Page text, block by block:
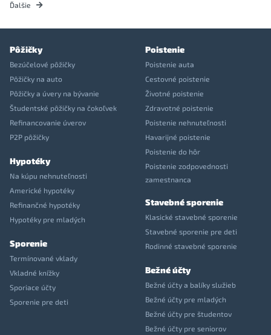
Ďalšie
Pôžičky
Bezúčelové pôžičky
Pôžičky na auto
Pôžičky a úvery na bývanie
Študentské pôžičky na čokoľvek
Refinancovanie úverov
P2P pôžičky
Hypotéky
Na kúpu nehnuteľnosti
Americké hypotéky
Refinančné hypotéky
Hypotéky pre mladých
Sporenie
Termínované vklady
Vkladné knížky
Sporiace účty
Sporenie pre deti
Poistenie
Poistenie auta
Cestovné poistenie
Životné poistenie
Zdravotné poistenie
Poistenie nehnuteľnosti
Havarijné poistenie
Poistenie do hôr
Poistenie zodpovednosti
zamestnanca
Stavebné sporenie
Klasické stavebné sporenie
Stavebné sporenie pre deti
Rodinné stavebné sporenie
Bežné účty
Bežné účty a balíky služieb
Bežné účty pre mladých
Bežné účty pre študentov
Bežné účty pre seniorov